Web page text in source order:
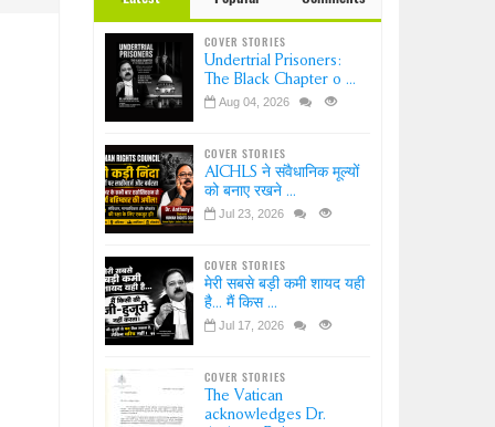
COVER STORIES
Undertrial Prisoners:
The Black Chapter o ...
Aug 04, 2026
COVER STORIES
AICHLS ने संवैधानिक मूल्यों
को बनाए रखने ...
Jul 23, 2026
COVER STORIES
मेरी सबसे बड़ी कमी शायद यही
है... मैं किस ...
Jul 17, 2026
COVER STORIES
The Vatican
acknowledges Dr.